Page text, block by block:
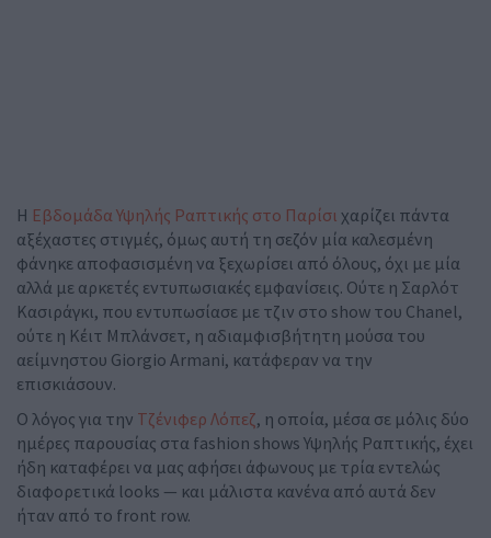
Η Εβδομάδα Υψηλής Ραπτικής στο Παρίσι χαρίζει πάντα
αξέχαστες στιγμές, όμως αυτή τη σεζόν μία καλεσμένη
φάνηκε αποφασισμένη να ξεχωρίσει από όλους, όχι με μία
αλλά με αρκετές εντυπωσιακές εμφανίσεις. Ούτε η Σαρλότ
Κασιράγκι, που εντυπωσίασε με τζιν στο show του Chanel,
ούτε η Κέιτ Μπλάνσετ, η αδιαμφισβήτητη μούσα του
αείμνηστου Giorgio Armani, κατάφεραν να την
επισκιάσουν.
Ο λόγος για την Τζένιφερ Λόπεζ, η οποία, μέσα σε μόλις δύο
ημέρες παρουσίας στα fashion shows Υψηλής Ραπτικής, έχει
ήδη καταφέρει να μας αφήσει άφωνους με τρία εντελώς
διαφορετικά looks — και μάλιστα κανένα από αυτά δεν
ήταν από το front row.